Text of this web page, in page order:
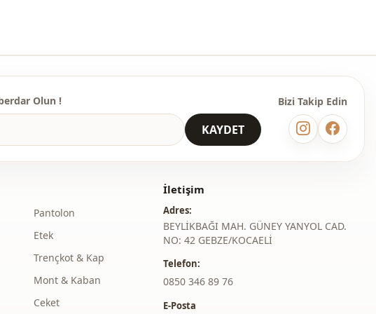
Dokuma ti̇pi̇ Dokuma
Aksesuar İncili
Kalip Regular
Bilek boy
Beli lastikli
Kemerli
Olun !
KAYDET
Bizi Takip Edin
Pantolon
Etek
Trençkot & Kap
Mont & Kaban
Ceket
İletişim
Adres:
BEYLİKBAĞI MAH. GÜNEY YANYOL CAD.
NO: 42 GEBZE/KOCAELİ
Telefon:
‎0850 346 89 76
E-Posta